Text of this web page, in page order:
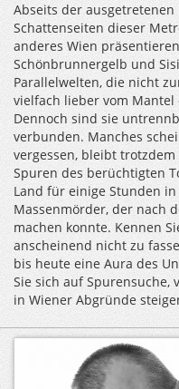
Abseits der
Schattenseiten dieser
anderes Wien
Schönbrunnergelb und
Parallelwelten, die nicht
vielfach lieber vom
Dennoch sind sie
verbunden. Manches
vergessen, bleibt
Spuren des berüchtigten
Land für einige Stunden
Massenmörder, der nach
machen konnte. Kennen
anscheinend nicht zu
bis heute eine Aura des
Sie sich auf Spurensuche,
in Wiener Abgründe